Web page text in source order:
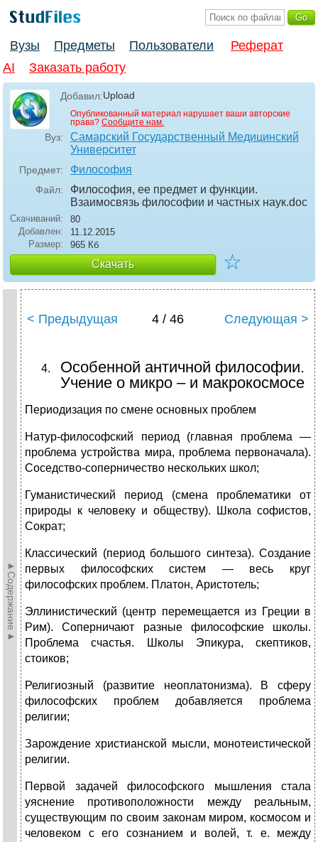
Вузы Предметы Пользователи
Реферат
AI
Заказать работу
Добавил:Upload
Опубликованный материал нарушает ваши авторские
права? Сообщите нам.
Вуз:
Самарский Государственный Медицинский
Университет
Предмет: Философия
Файл:
Философия, ее предмет и функции.
Взаимосвязь философии и частных наук.doc
Скачиваний:
80
Добавлен:
11.12.2015
Размер:
965 Кб
Скачать ☆
►Содержание►
< Предыдущая 4 / 46 Следующая >
Особенной античной философии.
Учение о микро – и макрокосмосе
Периодизация по смене основных проблем
Натур-философский период (главная проблема —
проблема устройства мира, проблема первоначала).
Соседство-соперничество нескольких школ;
Гуманистический период (смена проблематики от
природы к человеку и обществу). Школа софистов,
Сократ;
Классический (период большого синтеза). Создание
первых философских систем — весь круг
философских проблем. Платон, Аристотель;
Эллинистический (центр перемещается из Греции в
Рим). Соперничают разные философские школы.
Проблема счастья. Школы Эпикура, скептиков,
стоиков;
Религиозный (развитие неоплатонизма). В сферу
философских проблем добавляется проблема
религии;
Зарождение христианской мысли, монотеистической
религии.
Первой задачей философского мышления стала
уяснение противоположности между реальным,
существующим по своим законам миром, космосом и
человеком с его сознанием и волей, т. е. между